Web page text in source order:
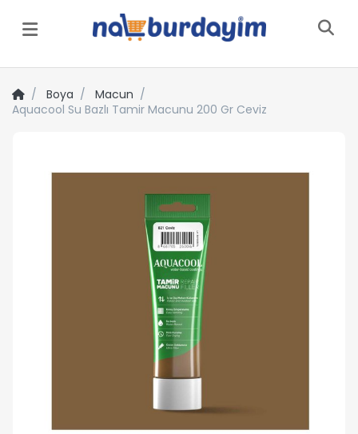
Menü
Boya
Macun
Aquacool Su Bazlı Tamir Macunu 200 Gr Ceviz